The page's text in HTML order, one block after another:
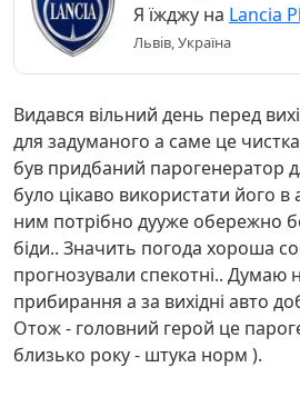
Я їжджу на Lancia
Львів, Україна
Видався вільний день перед
для задуманого а саме це
був придбаний парогенератор
було цікаво використати його
ним потрібно дууже обережно
біди.. Значить погода хороша
прогнозували спекотні.. Думаю
прибирання а за вихідні авто
Отож - головний герой це
близько року - штука норм ).